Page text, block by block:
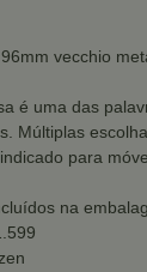
vecchio
é uma das
Múltiplas
para
na